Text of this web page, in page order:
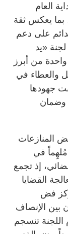
العام
جاوز 300 أسرة، بما يعكس ثقة
على دعم
«يد
في عام 2017، تُمثّل واحدة من أبرز
والعطاء في
جهودها
وضمان
المنازعات
مُلهِماً في
إذ تجمع
القضايا
فض
بين الإنصاف
اللجنة تنسجم